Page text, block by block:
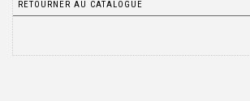
RETOURNER AU CATALOGUE